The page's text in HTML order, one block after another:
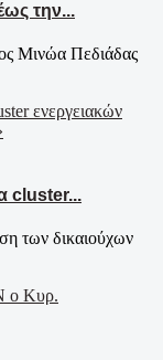
την...
Μινώα Πεδιάδας
cluster...
των δικαιούχων